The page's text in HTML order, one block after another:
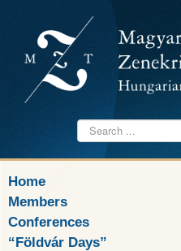
Search
...
Home
Members
Conferences
“Földvár Days”